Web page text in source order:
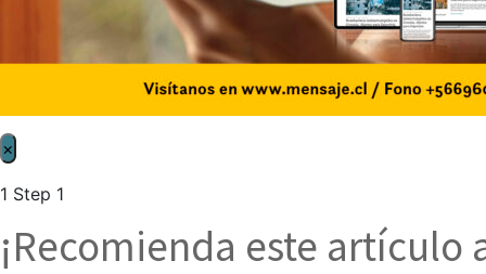
×
1 Step 1
¡Recomienda este artículo